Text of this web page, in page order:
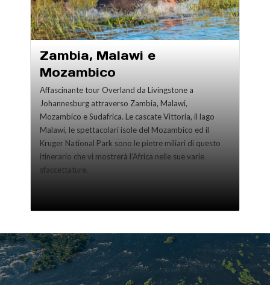
Zambia, Malawi e
Mozambico
Affascinante tour Overland da Livingstone a
Johannesburg attraverso Zambia, Malawi,
Mozambico e Sudafrica. Le cascate Vittoria, il lago
Malawi, le spettacolari isole del Mozambico ed il
Kruger National Park sono le pietre miliari di questo
itinerario che vi mostrerà l’Africa nelle sue varie
sfaccettature.